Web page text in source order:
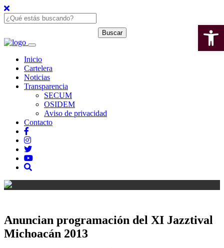
Inicio
Cartelera
Noticias
Transparencia
SECUM
OSIDEM
Aviso de privacidad
Contacto
Anuncian programación del XI Jazztival
Michoacán 2013